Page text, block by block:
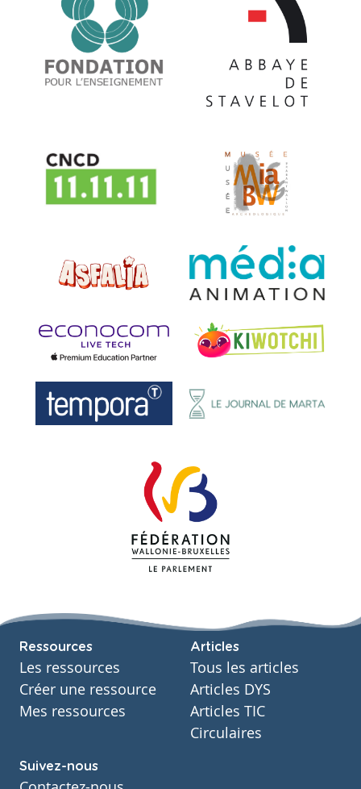
Ressources
Les ressources
Créer une ressource
Mes ressources
Articles
Tous les articles
Articles DYS
Articles TIC
Circulaires
Suivez-nous